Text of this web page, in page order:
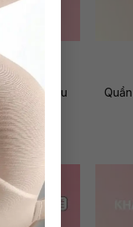
xuyên thấu